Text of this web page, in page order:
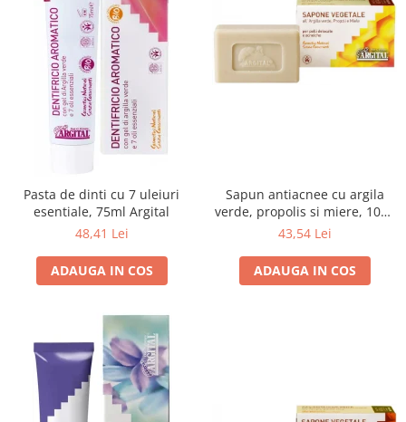
Dulciuri bio
Guma de mestecat bio
Snacksuri
Seminte, fructe uscate, samburi
Mixuri, condimente si mirodenii
Mirodenii
Maioneza bio
Semipreparate
Specialitati si produse asiatice
Pasta de dinti cu 7 uleiuri
esentiale, 75ml Argital
48,41 Lei
ADAUGA IN COS
Sapun antiacnee cu argila
verde, propolis si miere, 100g
Argital
43,54 Lei
ADAUGA IN COS